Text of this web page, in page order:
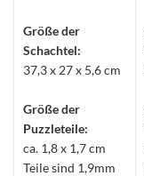
Größe der
Schachtel:
37,3 x 27 x 5,6 cm
Größe der
Puzzleteile:
ca. 1,8 x 1,7 cm
Teile sind 1,9mm